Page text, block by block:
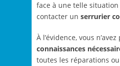
face à une telle
contacter un serrurier
À l’évidence, vous n’avez
connaissances
toutes les réparations